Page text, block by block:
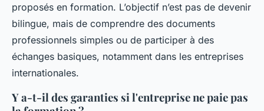
proposés en formation. L’objectif n’est pas de devenir
bilingue, mais de comprendre des documents
professionnels simples ou de participer à des
échanges basiques, notamment dans les entreprises
internationales.
Y a-t-il des garanties si l'entreprise ne paie pas